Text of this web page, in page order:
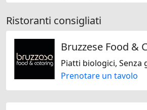
Ristoranti consigliati
Prenotare un tavolo